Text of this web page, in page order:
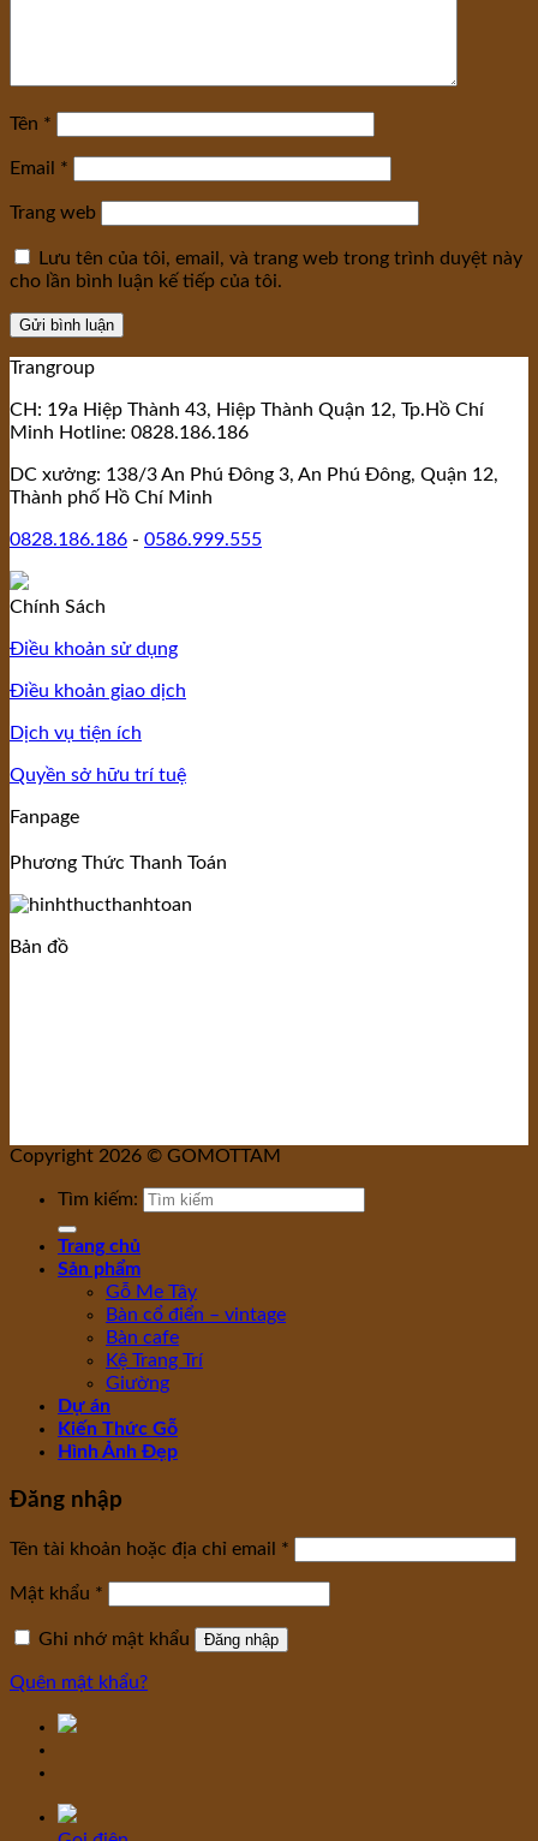
Tên *
Email *
Trang web
Lưu tên của tôi, email, và trang web trong trình duyệt này
cho lần bình luận kế tiếp của tôi.
Trangroup
CH: 19a Hiệp Thành 43, Hiệp Thành Quận 12, Tp.Hồ Chí
Minh Hotline: 0828.186.186
DC xưởng: 138/3 An Phú Đông 3, An Phú Đông, Quận 12,
Thành phố Hồ Chí Minh
0828.186.186 - 0586.999.555
Chính Sách
Điều khoản sử dụng
Điều khoản giao dịch
Dịch vụ tiện ích
Quyền sở hữu trí tuệ
Fanpage
Phương Thức Thanh Toán
Bản đồ
Copyright 2026 © GOMOTTAM
Tìm kiếm:
Trang chủ
Sản phẩm
Gỗ Me Tây
Bàn cổ điển – vintage
Bàn cafe
Kệ Trang Trí
Giường
Dự án
Kiến Thức Gỗ
Hình Ảnh Đẹp
Đăng nhập
Tên tài khoản hoặc địa chỉ email *
Mật khẩu *
Ghi nhớ mật khẩu Đăng nhập
Quên mật khẩu?